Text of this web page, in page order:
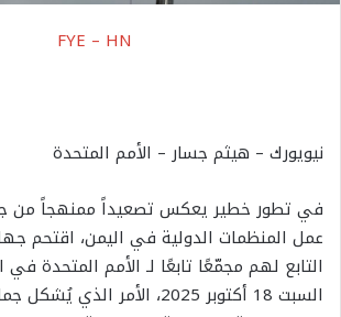
FYE – HN
نيويورك – هيثم جسار – الأمم المتحدة
في تطور خطير يعكس تصعيداً ممنهجاً من
عمل المنظمات الدولية في اليمن، اقتحم
السبت 18 أكتوبر 2025، الأمر